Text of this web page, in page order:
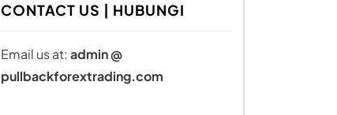
CONTACT US | HUBUNGI
Email us at: admin @
pullbackforextrading.com